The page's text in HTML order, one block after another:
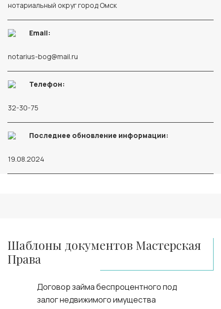
нотариальный округ город Омск
Email:
notarius-bog@mail.ru
Телефон:
32-30-75
Последнее обновление информации:
19.08.2024
Шаблоны документов Мастерская
Права
Договор займа беспроцентного под
залог недвижимого имущества